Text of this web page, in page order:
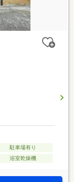
駐車場有り
浴室乾燥機